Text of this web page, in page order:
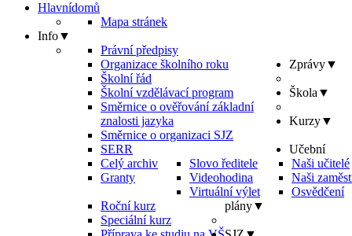
Hlavnídomů
Mapa stránek
Info▼
Právní předpisy
Organizace školního roku
Školní řád
Školní vzdělávací program
Směrnice o ověřování základní
znalosti jazyka
Směrnice o organizaci SJZ
SERR
Zprávy▼
Celý archiv
Granty
Škola ▼
Slovo ředitele
Videohodina
Virtuální výlet
Naši učitelé
Naši
Osvědčení
Kurzy▼
Roční kurz
Speciální kurz
Učební
plány▼